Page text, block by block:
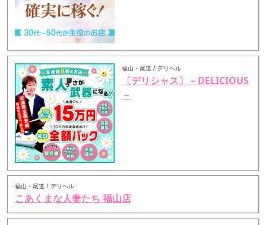
福山・尾道 / デリヘル
〔デリシャス〕－DELICIOUS
－
福山・尾道 / デリヘル
こあくまな人妻たち 福山店